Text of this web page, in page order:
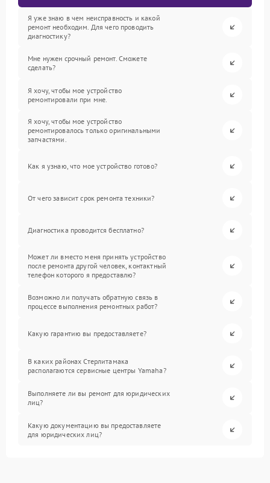
Я уже знаю в чем неисправность и какой
ремонт необходим. Для чего проводить
диагностику?
Мне нужен срочный ремонт. Сможете
сделать?
Я хочу, чтобы мое устройство
ремонтировали при мне.
Я хочу, чтобы мое устройство
ремонтировалось только оригинальными
запчастями.
Как я узнаю, что мое устройство готово?
От чего зависит срок ремонта техники?
Диагностика проводится бесплатно?
Может ли вместо меня принять устройство
после ремонта другой человек, контактный
телефон которого я предоставлю?
Возможно ли получать обратную связь в
процессе выполнения ремонтных работ?
Какую гарантию вы предоставляете?
В каких районах Стерлитамака
располагаются сервисные центры Yamaha?
Выполняете ли вы ремонт для юридических
лиц?
Какую документацию вы предоставляете
для юридических лиц?